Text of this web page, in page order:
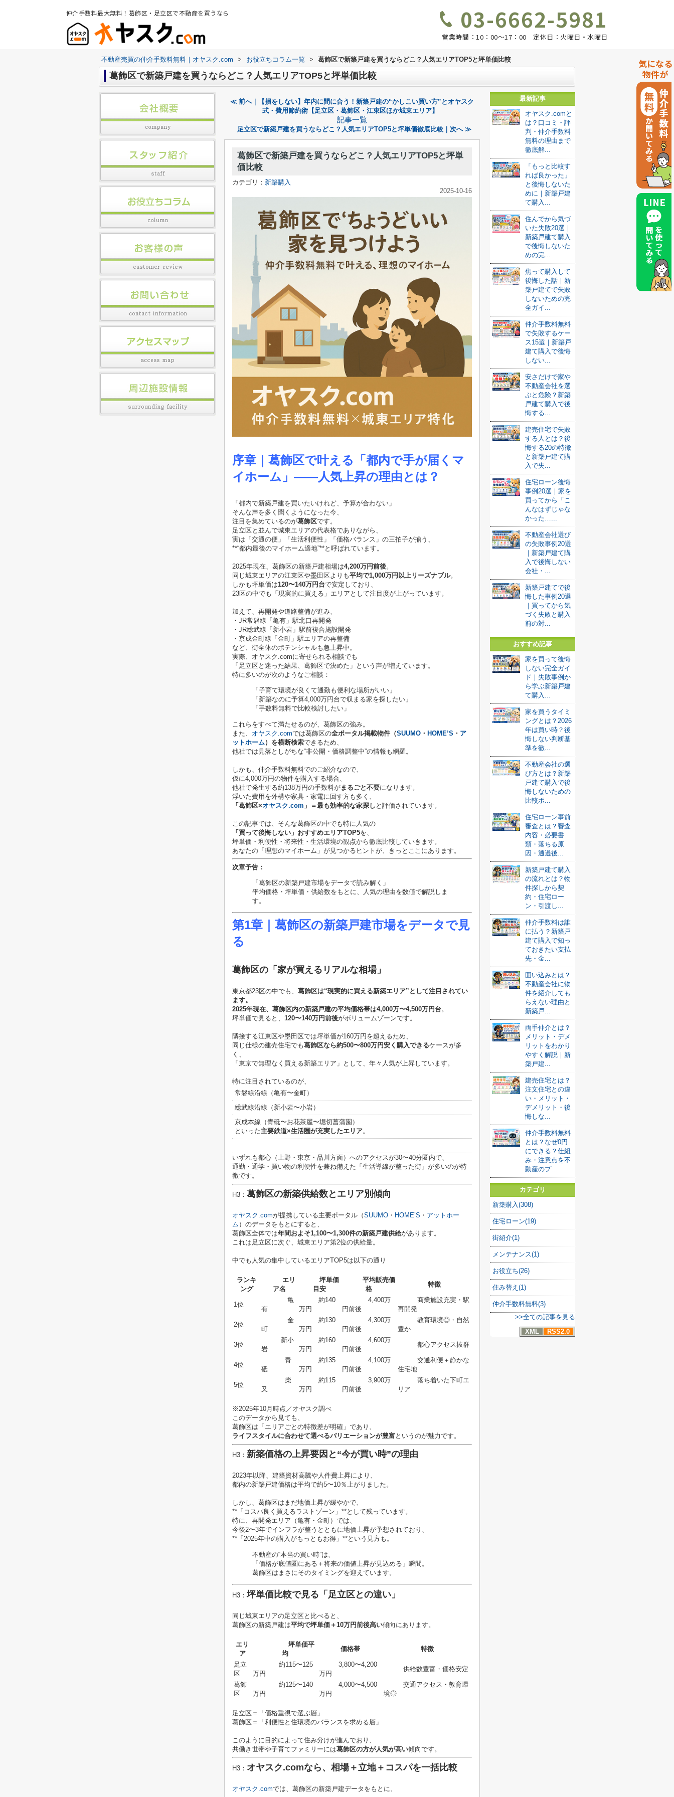
仲介手数料最大無料！葛飾区・足立区で不動産を買うなら 03-6662-5981
営業時間：10：00～17：00 定休日：火曜日・水曜日
不動産売買の仲介手数料無料｜オヤスク.com > お役立ちコラム一覧 > 葛飾区で新築戸建を買うならどこ？人気エリアTOP5と坪単価比較
葛飾区で新築戸建を買うならどこ？人気エリアTOP5と坪単価比較
≪ 前へ｜【損をしない】年内に間に合う！新築戸建の“かしこい買い方”とオヤスク
式・費用節約術【足立区・葛飾区・江東区ほか城東エリア】
記事一覧
足立区で新築戸建を買うならどこ？人気エリアTOP5と坪単価徹底比較｜次へ ≫
葛飾区で新築戸建を買うならどこ？人気エリアTOP5と坪単
価比較
カテゴリ： 新築購入
2025-10-16
序章｜葛飾区で叶える「都内で手が届くマ
イホーム」——人気上昇の理由とは？
「都内で新築戸建を買いたいけれど、予算が合わない」
そんな声を多く聞くようになった今、
注目を集めているのが葛飾区です。
足立区と並んで城東エリアの代表格でありながら、
実は「交通の便」「生活利便性」「価格バランス」の三拍子が揃う、
**“都内最後のマイホーム適地”**と呼ばれています。
2025年現在、葛飾区の新築戸建相場は4,200万円前後。
同じ城東エリアの江東区や墨田区よりも平均で1,000万円以上リーズナブル。
しかも坪単価は120〜140万円台で安定しており、
23区の中でも「現実的に買える」エリアとして注目度が上がっています。
加えて、再開発や道路整備が進み、
・JR常磐線「亀有」駅北口再開発
・JR総武線「新小岩」駅前複合施設開発
・京成金町線「金町」駅エリアの再整備
など、街全体のポテンシャルも急上昇中。
実際、オヤスク.comに寄せられる相談でも
「足立区と迷った結果、葛飾区で決めた」という声が増えています。
特に多いのが次のようなご相談：
「子育て環境が良くて通勤も便利な場所がいい」
「新築なのに予算4,000万円台で収まる家を探したい」
「手数料無料で比較検討したい」
これらをすべて満たせるのが、葛飾区の強み。
また、 オヤスク.comでは葛飾区の全ポータル掲載物件（SUUMO ・ HOME’S ・ ア
ットホーム ）を横断検索できるため、
他社では見落としがちな“非公開・価格調整中”の情報も網羅。
しかも、仲介手数料無料でのご紹介なので、
仮に4,000万円の物件を購入する場合、
他社で発生する約138万円の手数料が まるごと不要になります。
浮いた費用を外構や家具・家電に回す方も多く、
「葛飾区×オヤスク.com 」＝最も効率的な家探し と評価されています。
この記事では、そんな葛飾区の中でも特に人気の
「買って後悔しない」おすすめエリアTOP5を、
坪単価・利便性・将来性・生活環境の観点から徹底比較していきます。
あなたの「理想のマイホーム」が見つかるヒントが、きっとここにあります。
次章予告：
「葛飾区の新築戸建市場をデータで読み解く」
平均価格・坪単価・供給数をもとに、人気の理由を数値で解説しま
す。
第1章｜葛飾区の新築戸建市場をデータで見
る
葛飾区の「家が買えるリアルな相場」
東京都23区の中でも、 葛飾区は“現実的に買える新築エリア” として注目されてい
ます。
2025年現在、葛飾区内の新築戸建の平均価格帯は4,000万〜4,500万円台 。
坪単価で見ると、 120〜140万円前後がボリュームゾーンです。
隣接する江東区や墨田区では坪単価が160万円を超えるため、
同じ仕様の建売住宅でも葛飾区なら約500〜800万円安く購入できるケースが多
く、
「東京で無理なく買える新築エリア」として、年々人気が上昇しています。
特に注目されているのが、
常磐線沿線（亀有〜金町）
総武線沿線（新小岩〜小岩）
京成本線（青砥〜お花茶屋〜堀切菖蒲園）
といった主要鉄道×生活圏が充実したエリア。
いずれも都心（上野・東京・品川方面）へのアクセスが30〜40分圏内で、
通勤・通学・買い物の利便性を兼ね備えた「生活導線が整った街」が多いのが特
徴です。
H3： 葛飾区の新築供給数とエリア別傾向
オヤスク.comが提携している主要ポータル（SUUMO ・ HOME’S ・ アットホー
ム ）のデータをもとにすると、
葛飾区全体では年間およそ1,100〜1,300件の新築戸建供給があります。
これは足立区に次ぐ、城東エリア第2位の供給量。
中でも人気の集中しているエリアTOP5は以下の通り
ランキ
ング
エリ
ア名
坪単価
目安
平均販売価
格
特徴
1位
亀
有
約140
万円
4,400万
円前後
商業施設充実・駅
再開発
2位
金
町
約130
万円
4,300万
円前後
教育環境◎・自然
豊か
3位
新小
岩
約160
万円
4,600万
円前後
都心アクセス抜群
4位
青
砥
約135
万円
4,100万
円前後
交通利便＋静かな
住宅地
5位
柴
又
約115
万円
3,900万
円前後
落ち着いた下町エ
リア
※2025年10月時点／オヤスク調べ
このデータから見ても、
葛飾区は「エリアごとの特徴差が明確」であり、
ライフスタイルに合わせて選べるバリエーションが豊富 というのが魅力です。
H3： 新築価格の上昇要因と“今が買い時”の理由
2023年以降、建築資材高騰や人件費上昇により、
都内の新築戸建価格は平均で約5〜10％上がりました。
しかし、葛飾区はまだ地価上昇が緩やかで、
**「コスパ良く買えるラストゾーン」**として残っています。
特に、再開発エリア（亀有・金町）では、
今後2〜3年でインフラが整うとともに地価上昇が予想されており、
**「2025年中の購入がもっともお得」**という見方も。
不動産の“本当の買い時”は、
「価格が底値圏にある＋将来の価値上昇が見込める」瞬間。
葛飾区はまさにそのタイミングを迎えています。
H3：坪単価比較で見る「足立区との違い」
同じ城東エリアの足立区と比べると、
葛飾区の新築戸建は平均で坪単価＋10万円前後高い傾向にあります。
エリ
ア
坪単価平
均
価格帯 特徴
足立
区
約115〜125
万円
3,800〜4,200
万円
供給数豊富・価格安定
葛飾
区
約125〜140
万円
4,000〜4,500
万円
交通アクセス・教育環
境◎
足立区＝「価格重視で選ぶ層」
葛飾区＝「利便性と住環境のバランスを求める層」
このように目的によって住み分けが進んでおり、
共働き世帯や子育てファミリーには葛飾区の方が人気が高い傾向です。
H3： オヤスク.comなら、相場＋立地＋コスパを一括比較
オヤスク.comでは、葛飾区の新築戸建データをもとに、
最新記事
オヤスク.comと
は？口コミ・評
判・仲介手数料
無料の理由まで
徹底解...
「もっと比較す
れば良かった」
と後悔しないた
めに｜新築戸建
て購入...
住んでから気づ
いた失敗20選｜
新築戸建て購入
で後悔しないた
めの完...
焦って購入して
後悔した話｜新
築戸建てで失敗
しないための完
全ガイ...
仲介手数料無料
で失敗するケー
ス15選｜新築戸
建て購入で後悔
しない...
安さだけで家や
不動産会社を選
ぶと危険？新築
戸建て購入で後
悔する...
建売住宅で失敗
する人とは？後
悔する20の特徴
と新築戸建て購
入で失...
住宅ローン後悔
事例20選｜家を
買ってから「こ
んなはずじゃな
かった…...
不動産会社選び
の失敗事例20選
｜新築戸建て購
入で後悔しない
会社・...
新築戸建てで後
悔した事例20選
｜買ってから気
づく失敗と購入
前の対...
おすすめ記事
家を買って後悔
しない完全ガイ
ド｜失敗事例か
ら学ぶ新築戸建
て購入...
家を買うタイミ
ングとは？2026
年は買い時？後
悔しない判断基
準を徹...
不動産会社の選
び方とは？新築
戸建て購入で後
悔しないための
比較ポ...
住宅ローン事前
審査とは？審査
内容・必要書
類・落ちる原
因・通過後...
新築戸建て購入
の流れとは？物
件探しから契
約・住宅ロー
ン・引渡し...
仲介手数料は誰
に払う？新築戸
建て購入で知っ
ておきたい支払
先・金...
囲い込みとは？
不動産会社に物
件を紹介しても
らえない理由と
新築戸...
両手仲介とは？
メリット・デメ
リットをわかり
やすく解説｜新
築戸建...
建売住宅とは？
注文住宅との違
い・メリット・
デメリット・後
悔しな...
仲介手数料無料
とは？なぜ0円
にできる？仕組
み・注意点を不
動産のプ...
カテゴリ
新築購入(308)
住宅ローン(19)
街紹介(1)
メンテナンス(1)
お役立ち(26)
住み替え(1)
仲介手数料無料(3)
>>全ての記事を見る
XML
RSS2.0
気になる
物件が